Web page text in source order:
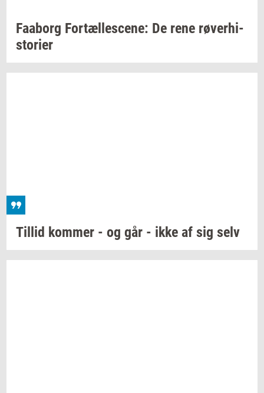
Faa­borg For­tæl­les­ce­ne: De rene rø­ver­hi­
sto­ri­er
Til­lid kom­mer - og går - ikke af sig selv